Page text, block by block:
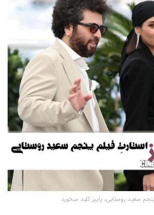
سعید روستایی، پاییز کلید میخورد